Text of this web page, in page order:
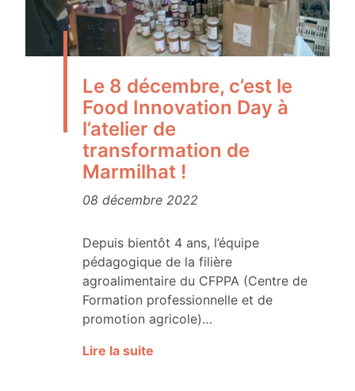
Le 8 décembre, c’est le
Food Innovation Day à
l’atelier de
transformation de
Marmilhat !
08 décembre 2022
Depuis bientôt 4 ans, l’équipe
pédagogique de la filière
agroalimentaire du CFPPA (Centre de
Formation professionnelle et de
promotion agricole)…
Lire la suite